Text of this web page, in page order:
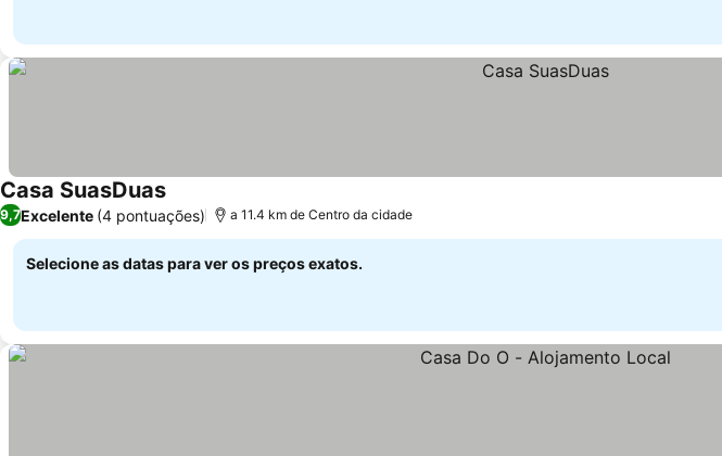
Casa SuasDuasVer preços
9,7Excelente (4 pontuações) a 11.4 km de Centro da cidade
Selecione as datas para ver os preços exatos.